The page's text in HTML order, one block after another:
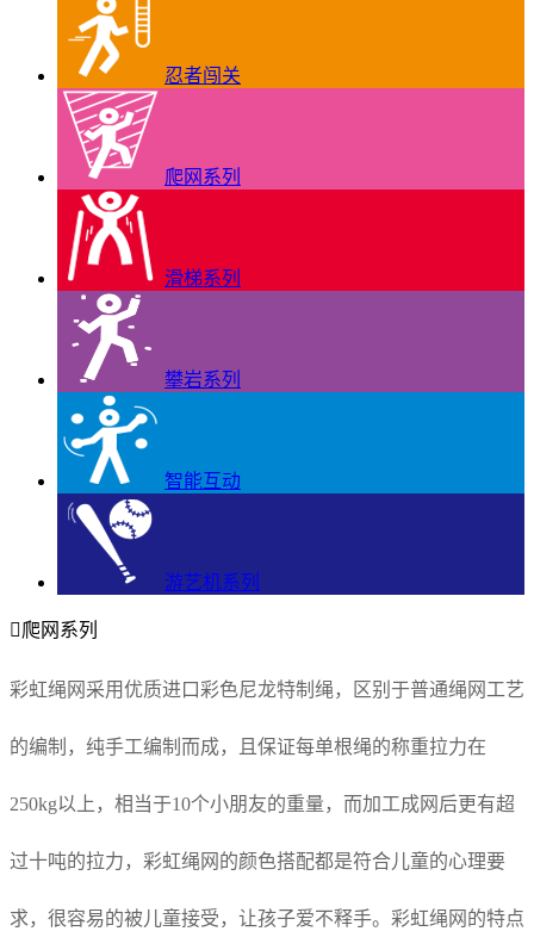
忍者闯关
爬网系列
滑梯系列
攀岩系列
智能互动
游艺机系列
爬网系列
彩虹绳网采用优质进口彩色尼龙特制绳，区别于普通绳网工艺
的编制，纯手工编制而成，且保证每单根绳的称重拉力在
250kg以上，相当于10个小朋友的重量，而加工成网后更有超
过十吨的拉力，彩虹绳网的颜色搭配都是符合儿童的心理要
求，很容易的被儿童接受，让孩子爱不释手。彩虹绳网的特点